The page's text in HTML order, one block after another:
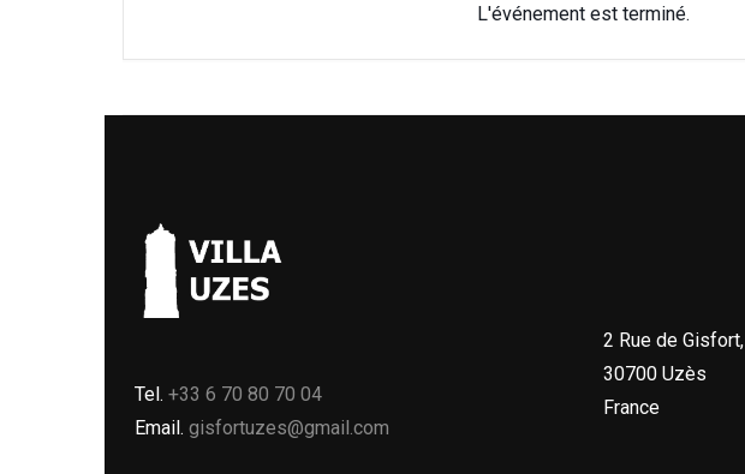
L'événement est terminé.
Tel. +33 6 70 80 70 04
Email. gisfortuzes@gmail.com
2 Rue de Gisfort,
30700 Uzès
France